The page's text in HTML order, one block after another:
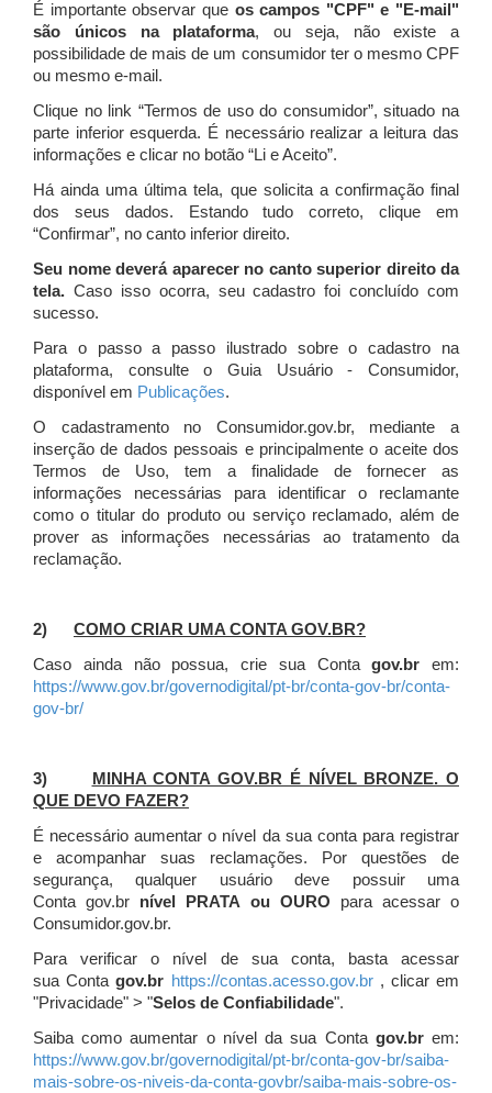
É importante observar que os campos "CPF" e "E-mail"
são únicos na plataforma, ou seja, não existe a
possibilidade de mais de um consumidor ter o mesmo CPF
ou mesmo e-mail.
Clique no link “Termos de uso do consumidor”, situado na
parte inferior esquerda. É necessário realizar a leitura das
informações e clicar no botão “Li e Aceito”.
Há ainda uma última tela, que solicita a confirmação final
dos seus dados. Estando tudo correto, clique em
“Confirmar”, no canto inferior direito.
Seu nome deverá aparecer no canto superior direito da
tela. Caso isso ocorra, seu cadastro foi concluído com
sucesso.
Para o passo a passo ilustrado sobre o cadastro na
plataforma, consulte o Guia Usuário - Consumidor,
disponível em Publicações.
O cadastramento no Consumidor.gov.br, mediante a
inserção de dados pessoais e principalmente o aceite dos
Termos de Uso, tem a finalidade de fornecer as
informações necessárias para identificar o reclamante
como o titular do produto ou serviço reclamado, além de
prover as informações necessárias ao tratamento da
reclamação.
2) COMO CRIAR UMA CONTA GOV.BR?
Caso ainda não possua, crie sua Contagov.br em:
https://www.gov.br/governodigital/pt-br/conta-gov-br/conta-
gov-br/
3)
MINHA CONTA GOV.BR É NÍVEL BRONZE. O
QUE DEVO FAZER?
É necessário aumentar o nível da sua conta para registrar
e acompanhar suas reclamações. Por questões de
segurança, qualquer usuário deve possuir uma
Conta gov.br nível PRATA ou OURO para acessar o
Consumidor.gov.br.
Para verificar o nível de sua conta, basta acessar
sua Contagov.br https://contas.acesso.gov.br, clicar em
"Privacidade" > "Selos de Confiabilidade".
Saiba como aumentar o nível da sua Conta gov.brem:
https://www.gov.br/governodigital/pt-br/conta-gov-br/saiba-
mais-sobre-os-niveis-da-conta-govbr/saiba-mais-sobre-os-